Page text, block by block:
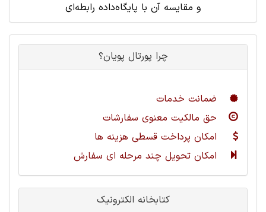
و مقایسه آن با پایگاه‌داده رابطه‌ای
چرا پورتال پویان؟
ضمانت خدمات
حق مالکیت معنوی سفارشات
امکان پرداخت قسطی هزینه ها
امکان تحویل چند مرحله ای سفارش
کتابخانه الکترونیک